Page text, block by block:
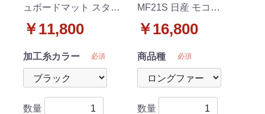
ュボードマット スタン
￥11,800
加工糸カラー 必須
数量
MF21S 日産 モコ
マット ロングファー ハ
￥16,800
商品種 必須
数量